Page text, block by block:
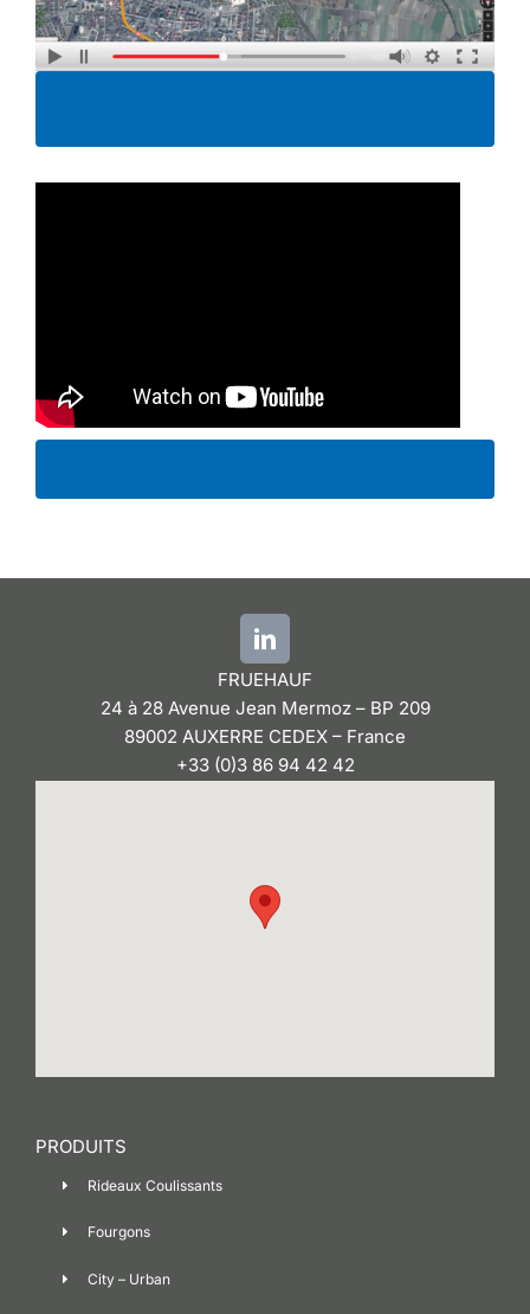
FRUEHAUF
24 à 28 Avenue Jean Mermoz – BP 209
89002 AUXERRE CEDEX – France
+33 (0)3 86 94 42 42
PRODUITS
Rideaux Coulissants
Fourgons
City – Urban